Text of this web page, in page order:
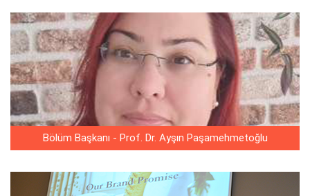
Bölüm Başkanı - Prof. Dr. Ayşın Paşamehmetoğlu